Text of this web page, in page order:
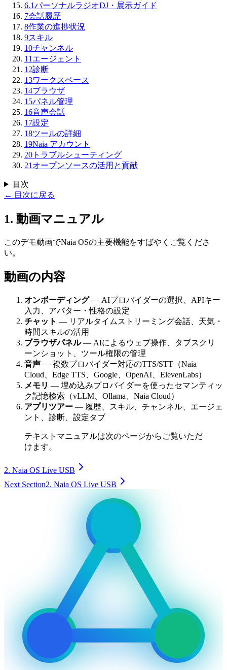
6.1パーソナルラジオDJ・展示ガイド
7会話履歴
8作業の進捗状況
9スキル
10チャンネル
11 エージェント
12診断
13ワークスペース
14ブラウザ
15パネル管理
16音声会話
17設定
18ツールの詳細
19Naia アカウント
20 トラブルシューティング
21 オープンソースの活用と貢献
目次
← 目次に戻る
1. 動画マニュアル
このデモ動画でNaia OSの主要機能をすばやくご覧くださ
い。
動画の内容
オンボーディング— AIプロバイダーの選択、APIキー
入力、アバター・性格の設定
チャット — リアルタイムストリーミング会話、天気・
時間スキルの活用
ブラウザパネル— AIによるウェブ操作、タブスクリ
ーンショット、ツール権限の管理
音声 — 複数プロバイダー対応のTTS/STT（Naia
Cloud、Edge TTS、Google、OpenAI、ElevenLabs）
メモリ — 埋め込みプロバイダーを使ったセマンティッ
ク記憶検索（vLLM、Ollama、Naia Cloud）
アプリツアー — 履歴、スキル、チャンネル、エージェ
ント、診断、設定タブ
テキストマニュアルは次のページからご覧いただ
けます。
2. Naia OS Live USB
Next Section2. Naia OS Live USB